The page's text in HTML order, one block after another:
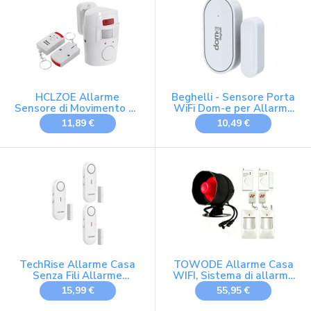
HCLZOE Allarme
Sensore di Movimento un
Infrarossi - Antifurto con
2 Telecomandi, Adatto
11,89 €
Beghelli - Sensore Porta
WiFi Dom-e per Allarme
Casa Senza Fili e
Intelligente, Antifurto
Accessorio Aggiuntivo,
433Mhz, CR2032
10,49 €
TechRise Allarme Casa
Senza Fili Allarme
Antifurto Sensore
Allarme Porta, 3
15,99 €
TOWODE Allarme Casa
WIFI, Sistema di allarme
Kit da 120 dB con
sensore di movimento,
55,95 €